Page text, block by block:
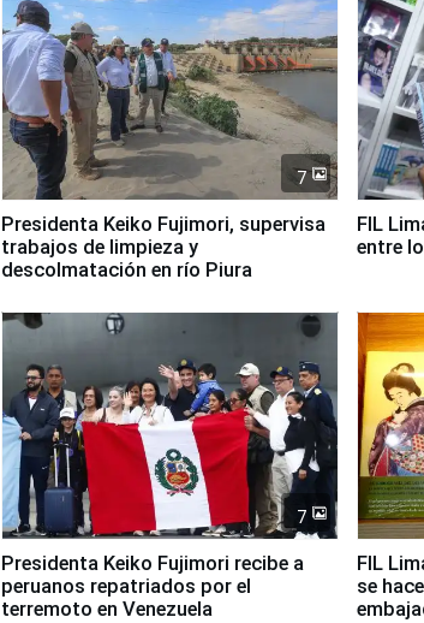
7
Presidenta Keiko Fujimori, supervisa
trabajos de limpieza y
descolmatación en río Piura
FIL
entre
7
Presidenta Keiko Fujimori recibe a
peruanos repatriados por el
terremoto en Venezuela
FIL
se